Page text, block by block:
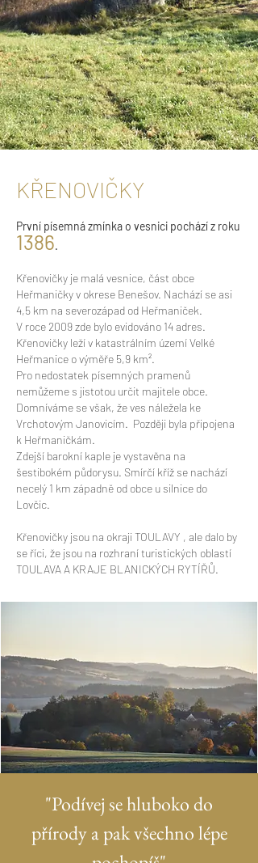
KŘENOVIČKY
První písemná zmínka o vesnici pochází z roku
1386.
Křenovičky je malá vesnice, část obce
Heřmaničky v okrese Benešov. Nachází se asi
4,5 km na severozápad od Heřmaniček.
V roce 2009 zde bylo evidováno 14 adres.
Křenovičky leží v katastrálním území Velké
Heřmanice o výměře 5,9 km².
Pro nedostatek písemných pramenů
nemůžeme s jistotou určit majitele obce.
Domníváme se však, že ves náležela ke
Vrchotovým Janovicím. Později byla připojena
k Heřmaničkám.
Zdejší barokní kaple je vystavěna na
šestibokém půdorysu. Smírčí kříž se nachází
necelý 1 km západně od obce u silnice do
Lovčic.
Křenovičky jsou na okraji TOULAVY , ale dalo by
se říci, že jsou na rozhraní turistických oblastí
TOULAVA A KRAJE BLANICKÝCH RYTÍŘŮ.
"Podívej se hluboko do
přírodya pak všechno lépe